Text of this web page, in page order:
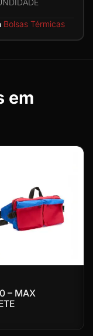
Bolsas Térmicas
em
– MAX